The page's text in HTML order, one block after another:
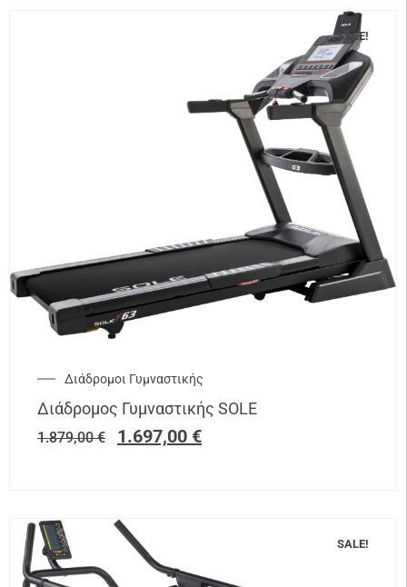
SALE!
Διάδρομοι Γυμναστικής
Διάδρομος Γυμναστικής SOLE
1.879,00€ 1.697,00 €
SALE!